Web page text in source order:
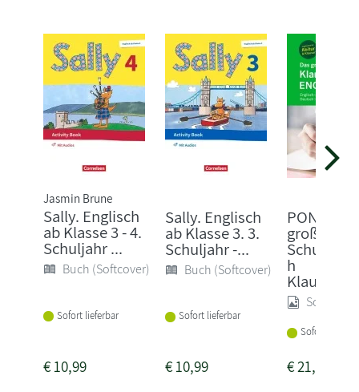
Jasmin Brune
Sally. Englisch
ab Klasse 3 - 4.
Schuljahr ...
Buch (Softcover)
Sofort lieferbar
€10,99
Sally. Englisch
ab Klasse 3. 3.
Schuljahr -...
Buch (Softcover)
Sofort lieferbar
€10,99
PONS Das
große
h
Sonstige
Sofort
€21,95